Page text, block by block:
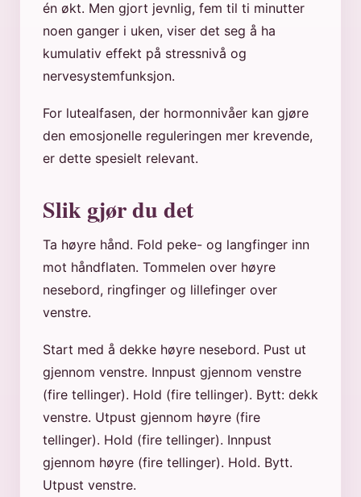
én økt. Men gjort jevnlig, fem til ti minutter
noen ganger i uken, viser det seg å ha
kumulativ effekt på stressnivå og
nervesystemfunksjon.
For lutealfasen, der hormonnivåer kan gjøre
den emosjonelle reguleringen mer krevende,
er dette spesielt relevant.
Slik gjør du det
Ta høyre hånd. Fold peke- og langfinger inn
mot håndflaten. Tommelen over høyre
nesebord, ringfinger og lillefinger over
venstre.
Start med å dekke høyre nesebord. Pust ut
gjennom venstre. Innpust gjennom venstre
(fire tellinger). Hold (fire tellinger). Bytt: dekk
venstre. Utpust gjennom høyre (fire
tellinger). Hold (fire tellinger). Innpust
gjennom høyre (fire tellinger). Hold. Bytt.
Utpust venstre.